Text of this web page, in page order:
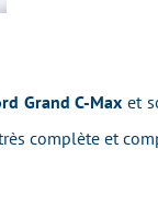
Grand C-Maxet
complète et